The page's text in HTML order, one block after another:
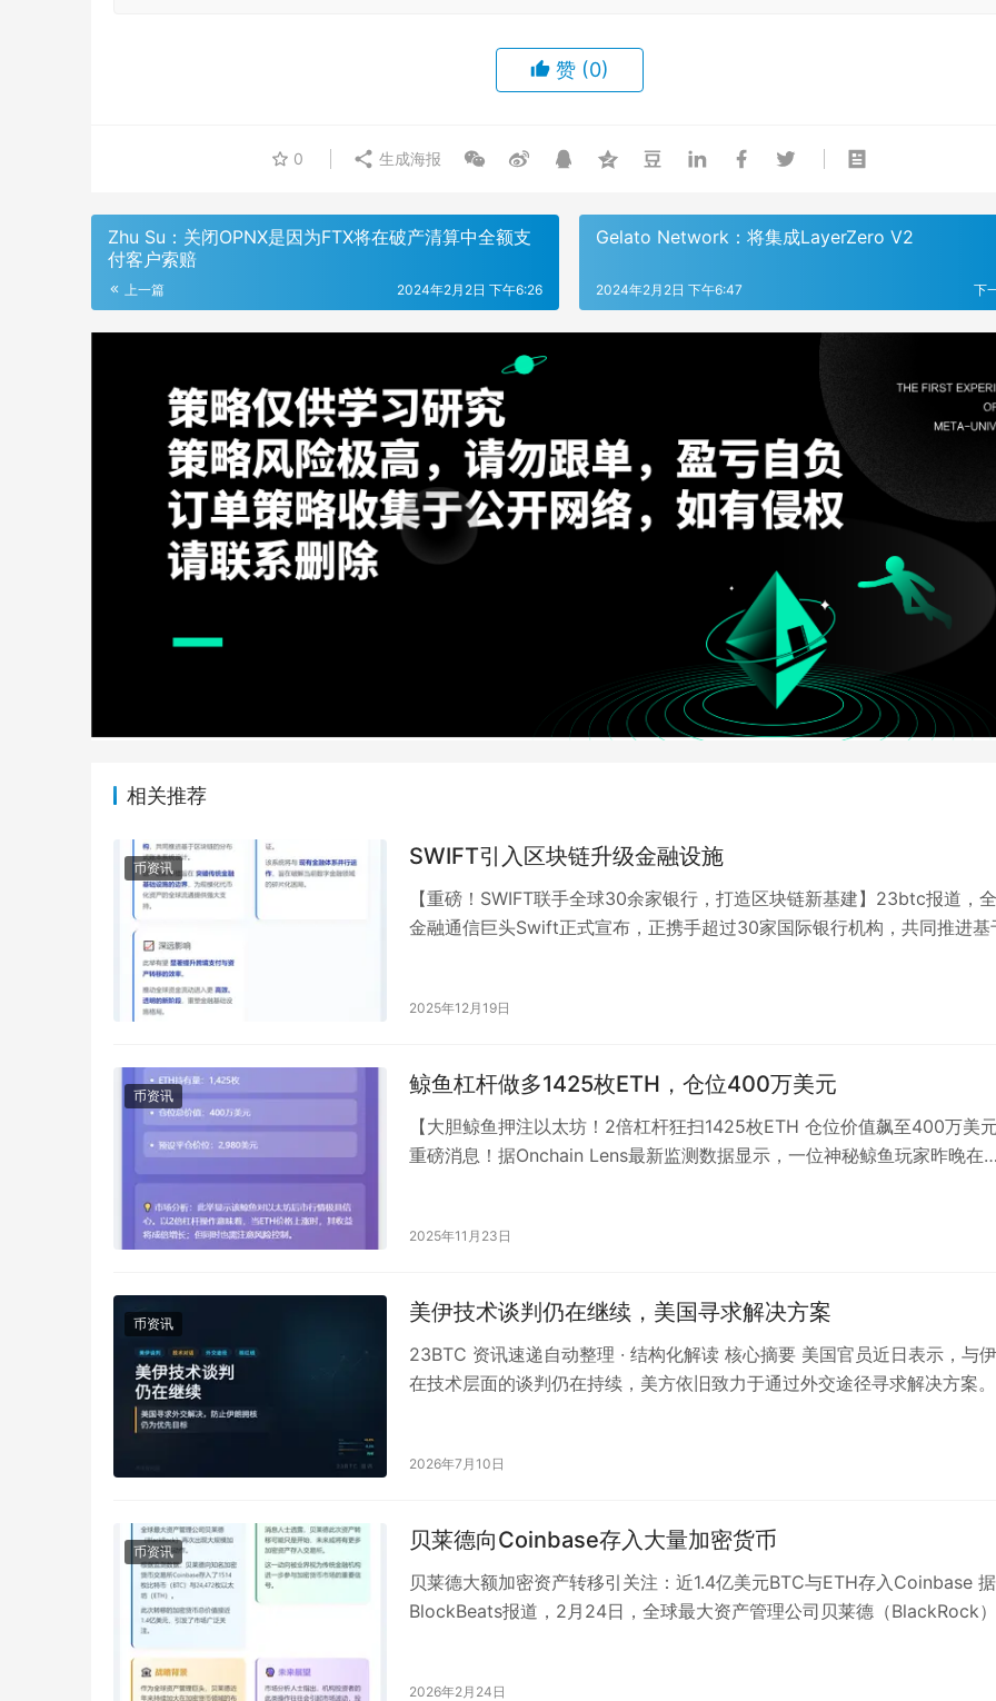
赞 (0)
0 生成海报
Zhu Su：关闭OPNX是因为FTX将在破产清算中全额支
付客户索赔
上一篇 2024年2月2日 下午6:26
Gelato Network：将集成LayerZero V2
下
2024年2月2日 下午6:47
相关推荐
币资讯 SWIFT引入区块链升级金融设施
【重磅！SWIFT联手全球30余家银行，打造区块链新基建】23btc报道，
金融通信巨头Swift正式宣布，正携手超过30家国际银行机构，共同推进基
2025年12月19日
币资讯 鲸鱼杠杆做多1425枚ETH，仓位400万美元
【大胆鲸鱼押注以太坊！2倍杠杆狂扫1425枚ETH 仓位价值飙至400万美
重磅消息！据Onchain Lens最新监测数据显示，一位神秘鲸鱼玩家昨晚在
2025年11月23日
币资讯 美伊技术谈判仍在继续，美国寻求解决方案
23BTC 资讯速递自动整理 · 结构化解读 核心摘要 美国官员近日表示，与
在技术层面的谈判仍在持续，美方依旧致力于通过外交途径寻求解决方案
2026年7月10日
币资讯 贝莱德向Coinbase存入大量加密货币
贝莱德大额加密资产转移引关注：近1.4亿美元BTC与ETH存入Coinbase 据
BlockBeats报道，2月24日，全球最大资产管理公司贝莱德（BlackRock
2026年2月24日